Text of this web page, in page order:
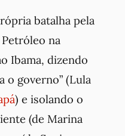
batalha pela
na
Ibama, dizendo
o governo” (Lula
) e isolando o
(de Marina